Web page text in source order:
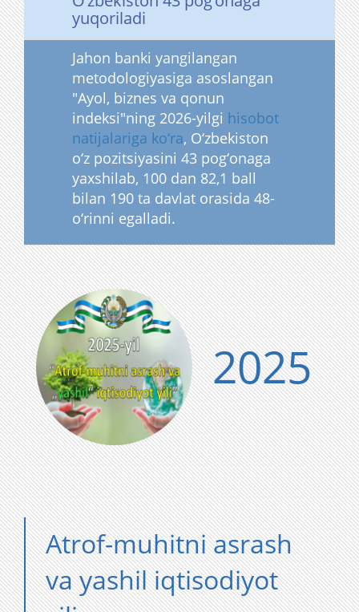
yuqoriladi
Jahon banki yangilangan
metodologiyasiga asoslangan
"Ayol, biznes va qonun
indeksi"ning 2026-yilgi hisobot
natijalariga ko‘ra, O‘zbekiston
o‘z pozitsiyasini 43 pog‘onaga
yaxshilab, 100 dan 82,1 ball
bilan 190 ta davlat orasida 48-
o‘rinni egalladi.
2025
Atrof-muhitni asrash
va yashil iqtisodiyot